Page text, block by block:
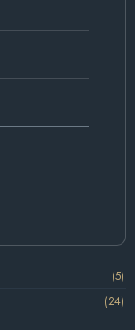
(5)
(24)